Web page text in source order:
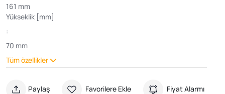
161 mm
Yükseklik [mm]
:
70 mm
Tüm özellikler
Paylaş Favorilere Ekle Fiyat Alarmı